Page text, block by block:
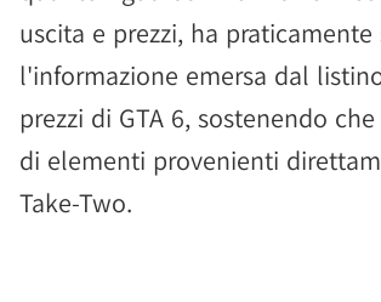
uscita e prezzi, ha
l'informazione emersa dal
prezzi di GTA 6, sostenendo
di elementi provenienti
Take-Two.